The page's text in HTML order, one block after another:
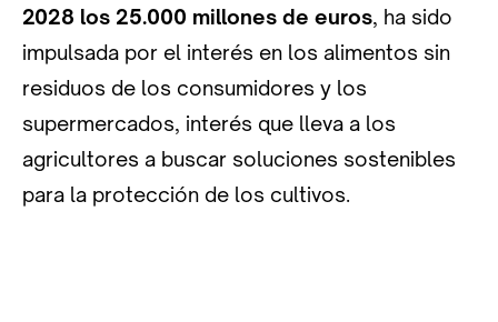
2028 los 25.000 millones de euros, ha sido
impulsada por el interés en los alimentos sin
residuos de los consumidores y los
supermercados, interés que lleva a los
agricultores a buscar soluciones sostenibles
para la protección de los cultivos.